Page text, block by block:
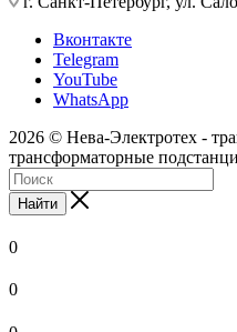
Вконтакте
Telegram
YouTube
WhatsApp
2026 © Нева-Электротех -
трансформаторные
Найти
0
0